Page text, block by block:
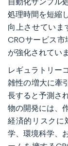
処理時間を短縮
向上させていま
CROサービス
が強化されてい
レギュラトリー
雑性の増大に牽
長すると予測さ
物の開発には、
経済的リスクに
学、環境科学、